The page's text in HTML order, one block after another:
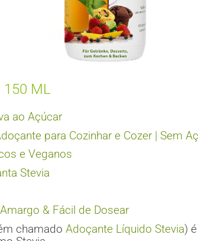
150 ML
ao Açúcar
para Cozinhar e Cozer | Sem
e Veganos
Stevia
& Fácil de Dosear
chamado Adoçante Líquido Stevia)